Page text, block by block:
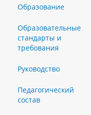
Образование
Образовательные
стандарты и
требования
Руководство
Педагогический
состав